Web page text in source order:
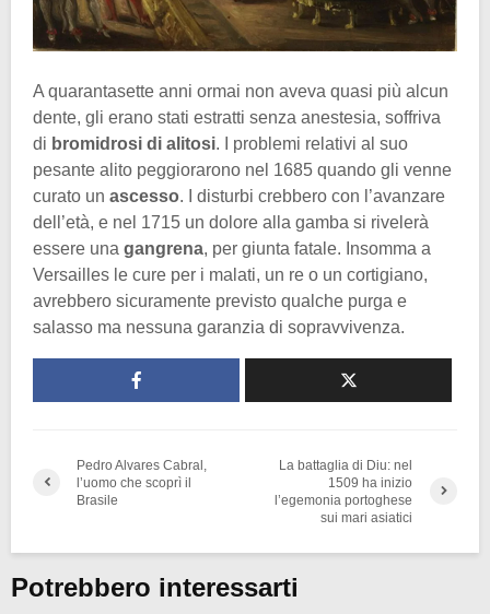
A quarantasette anni ormai non aveva quasi più alcun
dente, gli erano stati estratti senza anestesia, soffriva
di bromidrosi di alitosi. I problemi relativi al suo
pesante alito peggiorarono nel 1685 quando gli venne
curato un ascesso. I disturbi crebbero con l’avanzare
dell’età, e nel 1715 un dolore alla gamba si rivelerà
essere una gangrena, per giunta fatale. Insomma a
Versailles le cure per i malati, un re o un cortigiano,
avrebbero sicuramente previsto qualche purga e
salasso ma nessuna garanzia di sopravvivenza.
Pedro Alvares Cabral,
l’uomo che scoprì il
Brasile
La battaglia di Diu: nel
1509 ha inizio
l’egemonia portoghese
sui mari asiatici
Potrebbero interessarti